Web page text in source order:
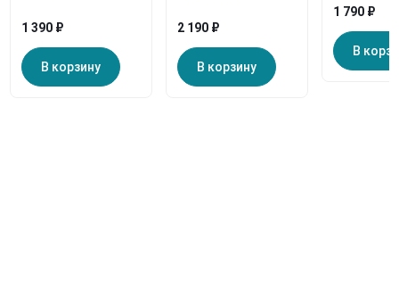
1 390 ₽
В корзину
2 190 ₽
В корзину
1 790 ₽
В